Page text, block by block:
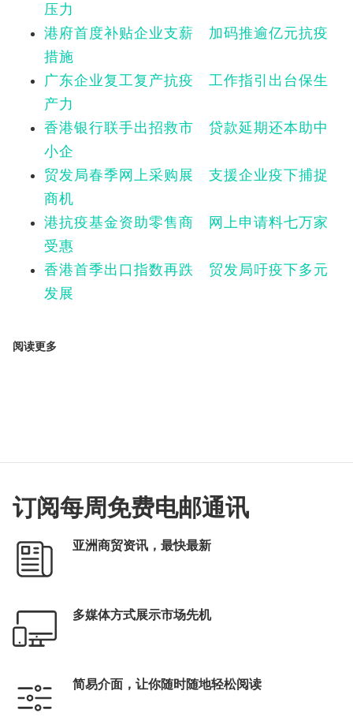
压力
港府首度补贴企业支薪 加码推逾亿元抗疫
措施
广东企业复工复产抗疫 工作指引出台保生
产力
香港银行联手出招救市 贷款延期还本助中
小企
贸发局春季网上采购展 支援企业疫下捕捉
商机
港抗疫基金资助零售商 网上申请料七万家
受惠
香港首季出口指数再跌 贸发局吁疫下多元
发展
阅读更多
订阅每周免费电邮通讯
亚洲商贸资讯，最快最新
多媒体方式展示市场先机
简易介面，让你随时随地轻松阅读